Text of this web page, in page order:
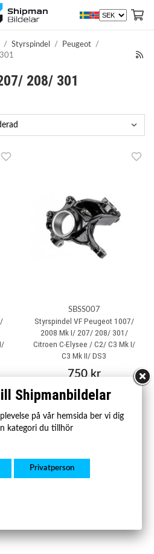
/ Styrspindel / Peugeot /
208/ 301
SBSS007
Styrspindel VF Peugeot 1007/
2008 Mk I/ 207/ 208/ 301/
Citroen C-Elysee / C2/ C3 Mk I/
C3 Mk II/ DS3
750 kr
Köp
Shipmanbildelar
på vår hemsida ber vi dig
kategori du tillhör
Privatperson